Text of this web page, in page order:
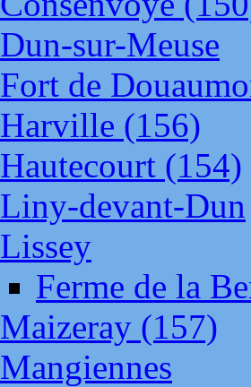
Dun-sur-Meuse
Fort de
Harville (156)
Hautecourt (154)
Liny-devant-Dun
Lissey
Ferme de la
Maizeray (157)
Mangiennes